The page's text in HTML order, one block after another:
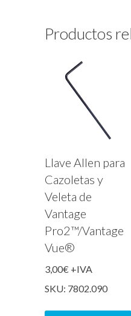
Productos
Llave Allen para
Cazoletas y
Veleta de
Vantage
Pro2™/Vantage
Vue®
3,00€ +IVA
SKU: 7802.090